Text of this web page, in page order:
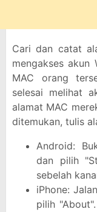
Cari dan catat
mengakses akun
MAC orang
selesai melihat
alamat MAC
ditemukan, tulis
Android:
dan pilih
sebelah
iPhone:
pilih